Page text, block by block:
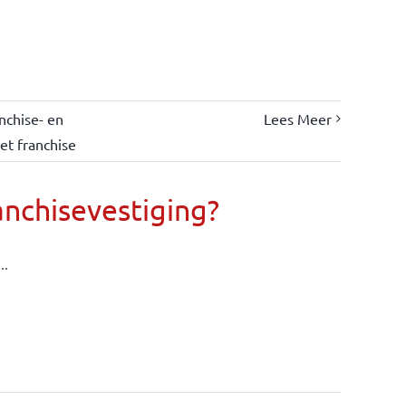
en
franchise
Lees Meer